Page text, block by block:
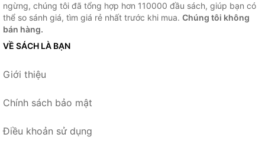
ngừng, chúng tôi đã tổng hợp hơn 110000 đầu sách, giúp bạn có
thể so sánh giá, tìm giá rẻ nhất trước khi mua. Chúng tôi không
bán hàng.
VỀ SÁCH LÀ BẠN
Giới thiệu
Chính sách bảo mật
Điều khoản sử dụng